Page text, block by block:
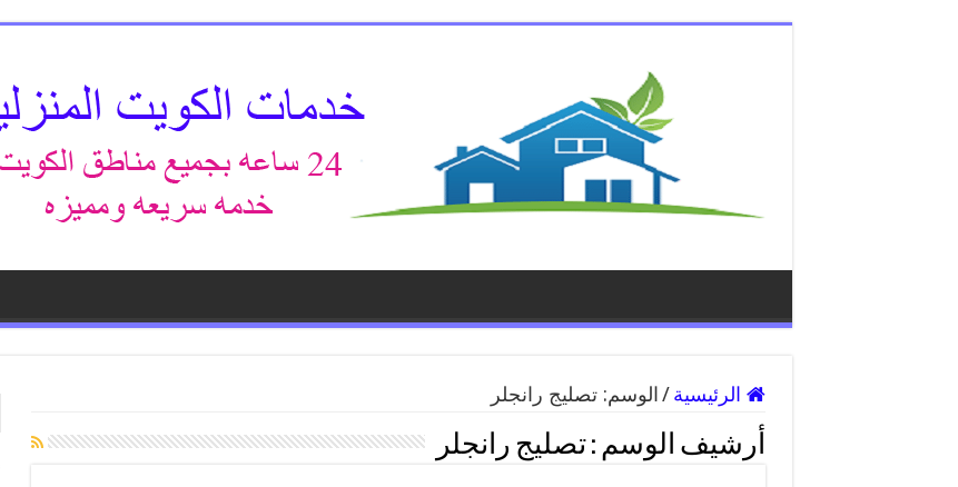
الرئيسية / الوسم:تصليج رانجلر
أرشيف الوسم :تصليج رانجلر